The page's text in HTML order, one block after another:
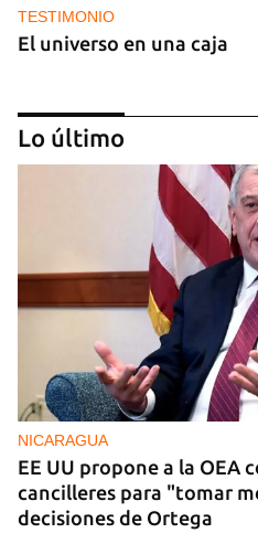
TESTIMONIO
El universo en una caja
El Movimiento Sin Tierra
toneladas de
Lo último
NICARAGUA
EE UU propone a la OEA
cancilleres para "tomar
decisiones de Ortega